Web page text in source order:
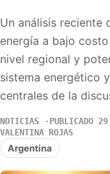
Un análisis reciente
energía a bajo
nivel regional y
sistema energético
centrales de la
NOTICIAS PUBLICADO
VALENTINA ROJAS
Argentina